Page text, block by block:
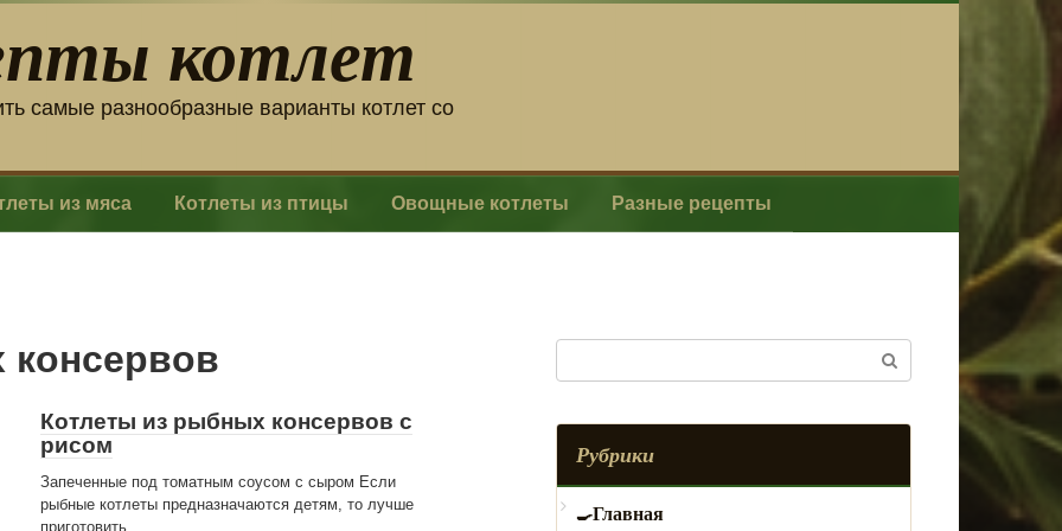
котлет
самые разнообразные варианты котлет со
из мяса Котлеты из птицы Овощные котлеты Разные рецепты
консервов
Котлеты из рыбных консервов с
рисом
Запеченные под томатным соусом с сыром Если
рыбные котлеты предназначаются детям, то лучше
приготовить
Рубрики
Главная